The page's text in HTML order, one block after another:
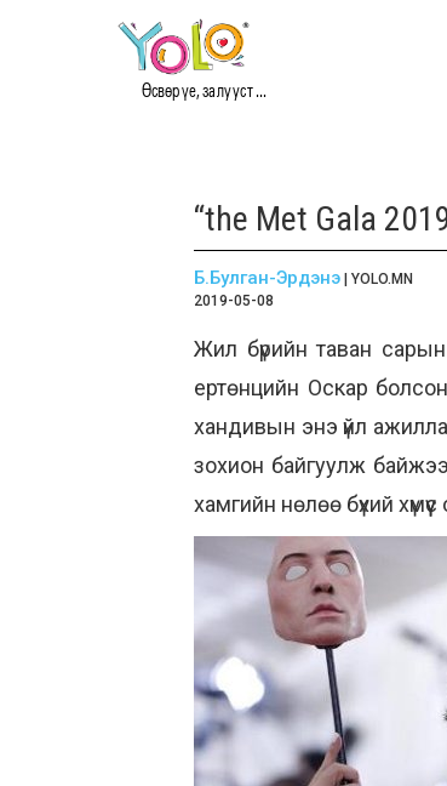
Өсвөр үе, залууст ...
“the Met Gala
Б.Булган-Эрдэнэ | YOLO.MN
2019-05-08
Жил бүрийн таван
ертөнцийн Оскар
хандивын энэ үйл
зохион байгуулж
хамгийн нөлөө бүхий